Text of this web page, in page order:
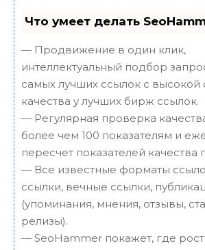
Что умеет делать
— Продвижение в один клик,
интеллектуальный подбор
самых лучших ссылок с высокой
качества у лучших бирж ссылок.
— Регулярная проверка
более чем 100 показателям и
пересчет показателей качества
— Все известные форматы
ссылки, вечные ссылки,
(упоминания, мнения, отзывы,
релизы).
— SeoHammer покажет, где